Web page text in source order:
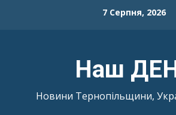
7 Серпня, 2026
Наш
Новини Тернопільщини,